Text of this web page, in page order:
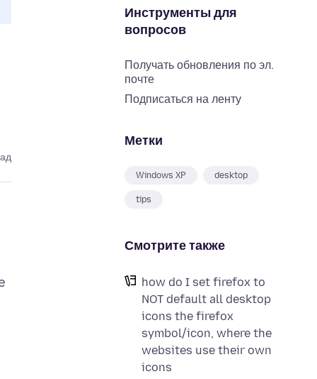
Инструменты для
вопросов
Получать обновления по эл.
почте
Подписаться на ленту
Метки
Windows XP desktop
tips
Смотрите также
how do I set firefox to
NOT default all desktop
icons the firefox
symbol/icon, where the
websites use their own
icons